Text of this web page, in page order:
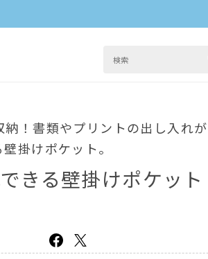
！書類やプリントの出し入れ
掛けポケット。
きる壁掛けポケッ